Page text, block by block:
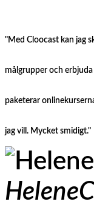
"Med Cloocast kan jag
målgrupper och
paketerar
jag vill. Mycket smidigt."
Helene